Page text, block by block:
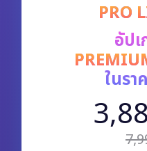
PRO
อัปเ
ในรา